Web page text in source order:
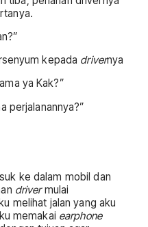
kepada drivernya
ya Kak?”
perjalanannya?”
ke dalam mobil dan
drivermulai
melihat jalan yang aku
memakai earphone